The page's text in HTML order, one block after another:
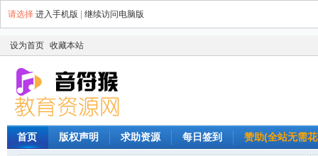
请选择 进入手机版 继续访问电脑版
设为首页 收藏本站
首页 版权声明 求助资源 每日签到 赞助(全站无需